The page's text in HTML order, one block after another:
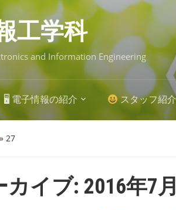
工学科
and Information Engineering
🖥 電子情報の紹介 スタッフ紹
» 27
カイブ: 2016年7